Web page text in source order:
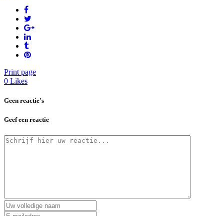
Print page
0 Likes
Geen reactie's
Geef een reactie